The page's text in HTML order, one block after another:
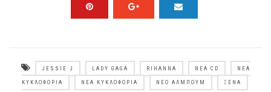
JESSIE J LADY GAGA RIHANNA ΝΈΑ CD ΝΈΑ
ΚΥΚΛΟΦΟΡΊΑ ΝΈΑ ΚΥΚΛΟΦΟΡΊΑ ΝΈΟ ΆΛΜΠΟΥΜ ΞΈΝΑ